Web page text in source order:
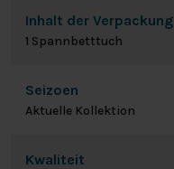
Inhalt der Verpackung
1 Spannbetttuch
Seizoen
Aktuelle Kollektion
Kwaliteit